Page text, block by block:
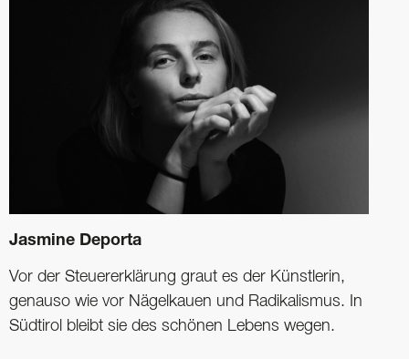
Jasmine Deporta
Vor der Steuererklärung graut es der Künstlerin,
genauso wie vor Nägelkauen und Radikalismus. In
Südtirol bleibt sie des schönen Lebens wegen.